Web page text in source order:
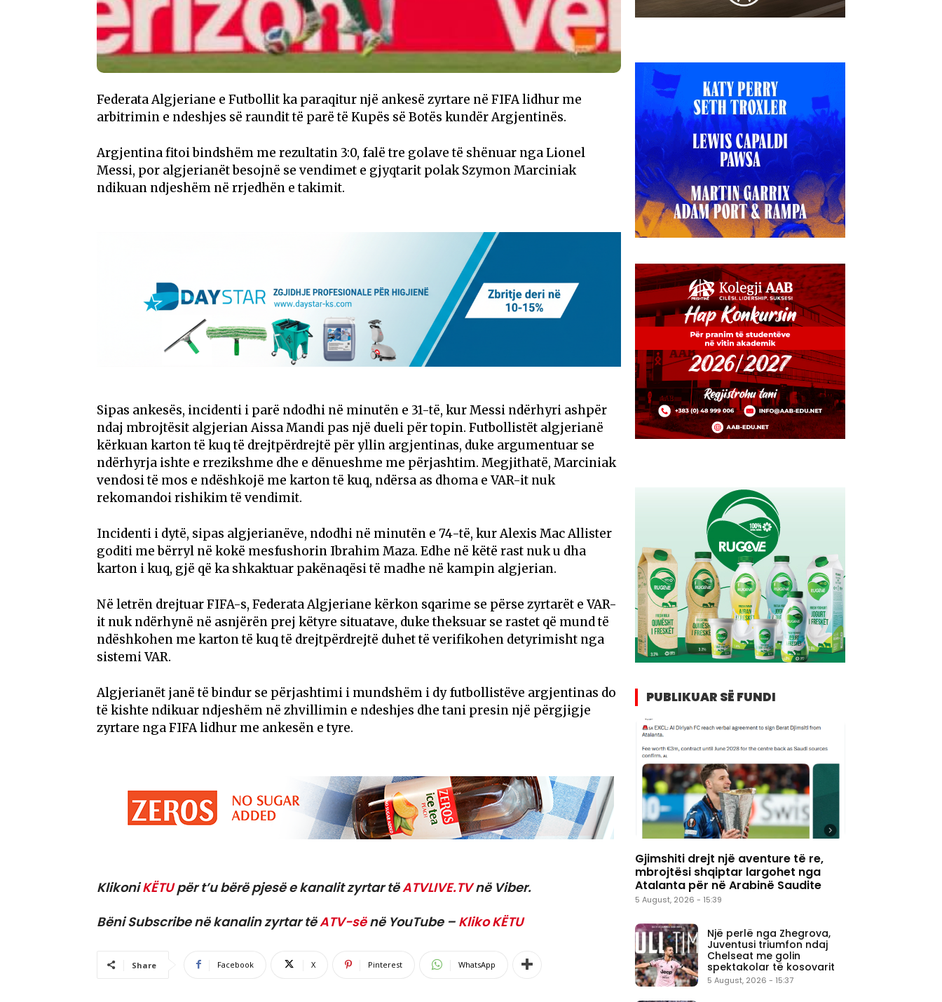
Federata Algjeriane e Futbollit ka paraqitur një ankesë zyrtare në FIFAlidhur me
arbitrimin e ndeshjes së raundit të parë të Kupës së Botës kundër Argjentinës.
Argjentina fitoi bindshëm me rezultatin 3:0, falë tre golave të shënuar nga Lionel
Messi, por algjerianët besojnë se vendimet e gjyqtarit polakSzymon Marciniak
ndikuan ndjeshëm në rrjedhën e takimit.
Sipas ankesës, incidenti i parë ndodhi në minutën e 31-të, kur Messi ndërhyri ashpër
ndaj mbrojtësit algjerianAissa Mandi pas një dueli për topin. Futbollistët algjerianë
kërkuan karton të kuq të drejtpërdrejtë për yllin argjentinas, duke argumentuar se
ndërhyrja ishte e rrezikshme dhe e dënueshme me përjashtim. Megjithatë, Marciniak
vendosi të mos e ndëshkojë me karton të kuq, ndërsa as dhoma e VAR-it nuk
rekomandoi rishikim të vendimit.
Incidenti i dytë, sipas algjerianëve, ndodhi në minutën e 74-të, kurAlexis Mac Allister
goditi me bërryl në kokë mesfushorin Ibrahim Maza. Edhe në këtë rast nuk u dha
karton i kuq, gjë që ka shkaktuar pakënaqësi të madhe në kampin algjerian.
Në letrën drejtuar FIFA-s, Federata Algjeriane kërkon sqarime se përse zyrtarët e VAR-
it nuk ndërhynë në asnjërën prej këtyre situatave, duke theksuar se rastet që mund të
ndëshkohen me karton të kuq të drejtpërdrejtë duhet të verifikohen detyrimisht nga
sistemi VAR.
Algjerianët janë të bindur se përjashtimi i mundshëm i dy futbollistëve argjentinas do
të kishte ndikuar ndjeshëm në zhvillimin e ndeshjes dhe tani presin një përgjigje
zyrtare nga FIFA lidhur me ankesën e tyre.
KlikoniKËTUpër t’u bërë pjesë e kanalit zyrtar tëATVLIVE.TVnë Viber.
Bëni Subscribe në kanalin zyrtar tëATV-sënë YouTube – Kliko KËTU
Share Facebook X Pinterest WhatsApp
PUBLIKUAR SË FUNDI
Gjimshiti drejt një aventure të re,
mbrojtësi shqiptar largohet nga
Atalanta për në Arabinë Saudite
5 August, 2026 - 15:39
Një perlë nga Zhegrova,
Juventusi triumfon ndaj
Chelseat me golin
spektakolar të kosovarit
5 August, 2026 - 15:37